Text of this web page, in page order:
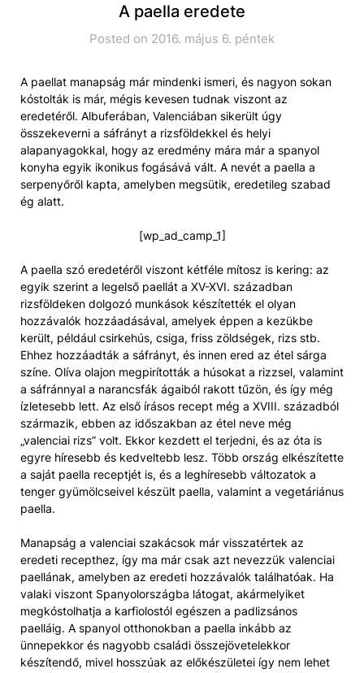
A paella eredete
Posted on 2016. május 6. péntek
A paellat manapság már mindenki ismeri, és nagyon sokan
kóstolták is már, mégis kevesen tudnak viszont az
eredetéről. Albuferában, Valenciában sikerült úgy
összekeverni a sáfrányt a rizsföldekkel és helyi
alapanyagokkal, hogy az eredmény mára már a spanyol
konyha egyik ikonikus fogásává vált. A nevét a paella a
serpenyőről kapta, amelyben megsütik, eredetileg szabad
ég alatt.
[wp_ad_camp_1]
A paella szó eredetéről viszont kétféle mítosz is kering: az
egyik szerint a legelső paellát a XV-XVI. században
rizsföldeken dolgozó munkások készítették el olyan
hozzávalók hozzáadásával, amelyek éppen a kezükbe
került, például csirkehús, csiga, friss zöldségek, rizs stb.
Ehhez hozzáadták a sáfrányt, és innen ered az étel sárga
színe. Olíva olajon megpirították a húsokat a rizzsel, valamint
a sáfránnyal a narancsfák ágaiból rakott tűzön, és így még
ízletesebb lett. Az első írásos recept még a XVIII. századból
származik, ebben az időszakban az étel neve még
„valenciai rizs” volt. Ekkor kezdett el terjedni, és az óta is
egyre híresebb és kedveltebb lesz. Több ország elkészítette
a saját paella receptjét is, és a leghíresebb változatok a
tenger gyümölcseivel készült paella, valamint a vegetáriánus
paella.
Manapság a valenciai szakácsok már visszatértek az
eredeti recepthez, így ma már csak azt nevezzük valenciai
paellának, amelyben az eredeti hozzávalók találhatóak. Ha
valaki viszont Spanyolországba látogat, akármelyiket
megkóstolhatja a karfiolostól egészen a padlizsános
paelláig. A spanyol otthonokban a paella inkább az
ünnepekkor és nagyobb családi összejövetelekkor
készítendő, mivel hosszúak az előkészületei így nem lehet